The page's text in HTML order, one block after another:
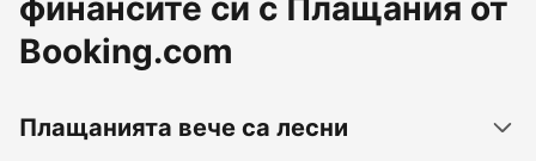
финансите си с Плащания от
Booking.com
Плащанията вече са лесни